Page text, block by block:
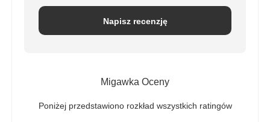
Napisz recenzję
Migawka Oceny
Poniżej przedstawiono rozkład wszystkich ratingów